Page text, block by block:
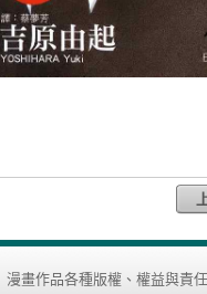
漫畫作品各種版權、權益與責